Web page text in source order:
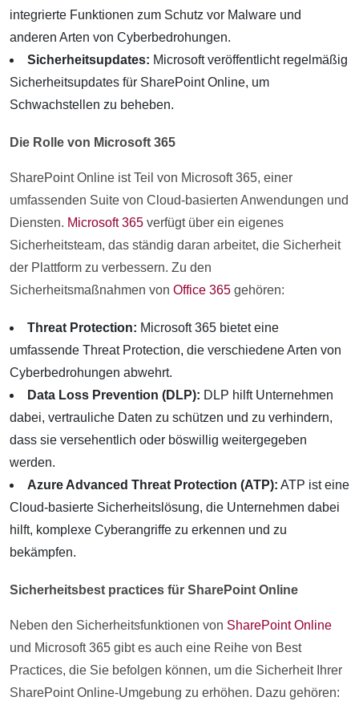
integrierte Funktionen zum Schutz vor Malware und
anderen Arten von Cyberbedrohungen.
Sicherheitsupdates: Microsoft veröffentlicht regelmäßig
Sicherheitsupdates für SharePoint Online, um
Schwachstellen zu beheben.
Die Rolle von Microsoft 365
SharePoint Online ist Teil von Microsoft 365, einer
umfassenden Suite von Cloud-basierten Anwendungen und
Diensten. Microsoft 365 verfügt über ein eigenes
Sicherheitsteam, das ständig daran arbeitet, die Sicherheit
der Plattform zu verbessern. Zu den
Sicherheitsmaßnahmen von Office 365 gehören:
Threat Protection: Microsoft 365 bietet eine
umfassende Threat Protection, die verschiedene Arten von
Cyberbedrohungen abwehrt.
Data Loss Prevention (DLP): DLP hilft Unternehmen
dabei, vertrauliche Daten zu schützen und zu verhindern,
dass sie versehentlich oder böswillig weitergegeben
werden.
Azure Advanced Threat Protection (ATP): ATP ist eine
Cloud-basierte Sicherheitslösung, die Unternehmen dabei
hilft, komplexe Cyberangriffe zu erkennen und zu
bekämpfen.
Sicherheitsbest practices für SharePoint Online
Neben den Sicherheitsfunktionen von SharePoint Online
und Microsoft 365 gibt es auch eine Reihe von Best
Practices, die Sie befolgen können, um die Sicherheit Ihrer
SharePoint Online-Umgebung zu erhöhen. Dazu gehören: